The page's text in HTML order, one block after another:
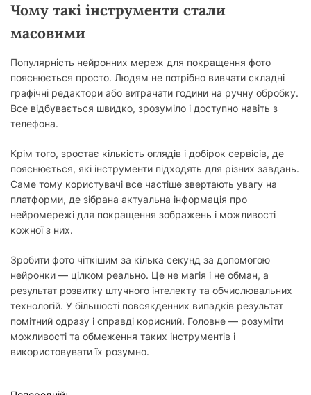
Чому такі інструменти стали
масовими
Популярність нейронних мереж для покращення фото
пояснюється просто. Людям не потрібно вивчати складні
графічні редактори або витрачати години на ручну обробку.
Все відбувається швидко, зрозуміло і доступно навіть з
телефона.
Крім того, зростає кількість оглядів і добірок сервісів, де
пояснюється, які інструменти підходять для різних завдань.
Саме тому користувачі все частіше звертають увагу на
платформи, де зібрана актуальна інформація про
нейромережі для покращення зображень і можливості
кожної з них.
Зробити фото чіткішим за кілька секунд за допомогою
нейронки — цілком реально. Це не магія і не обман, а
результат розвитку штучного інтелекту та обчислювальних
технологій. У більшості повсякденних випадків результат
помітний одразу і справді корисний. Головне — розуміти
можливості та обмеження таких інструментів і
використовувати їх розумно.